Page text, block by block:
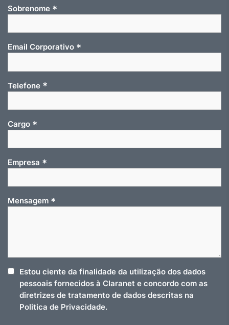
Sobrenome *
Email Corporativo *
Telefone *
Cargo *
Empresa *
Mensagem *
Estou ciente da finalidade da utilização dos dados
pessoais fornecidos à Claranet e concordo com as
diretrizes de tratamento de dados descritas na
Politica de Privacidade.